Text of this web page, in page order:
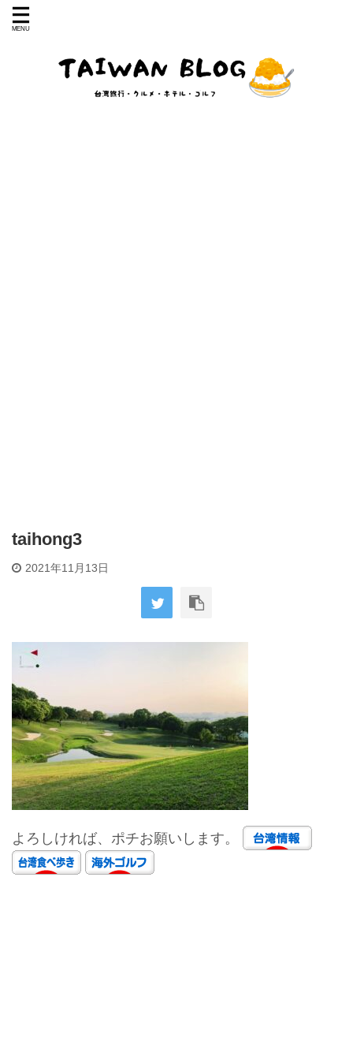
taihong3
2021年11月13日
よろしければ、ポチお願いします。